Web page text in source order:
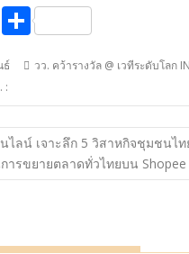
C
o
S
ar
e
ธ์
วว. คว้ารางวัล @ เวทีระดับโล
:
ไลน์ เจาะลึก 5 วิสาหกิจชุมชนไท
รขยายตลาดทั่วไทยบน Shopee